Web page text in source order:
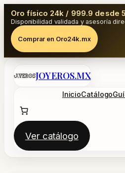
Oro físico 24k / 999.9 desde
Disponibilidad validada y asesoría
Comprar en Oro24k.mx
Saltar
JOYEROS.MX
InicioCatálogo
Ver catálogo